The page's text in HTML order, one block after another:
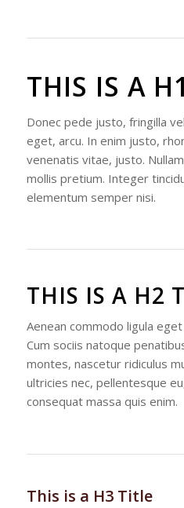
THIS IS A
Donec pede justo, fringilla
eget, arcu. In enim justo,
venenatis vitae, justo.
mollis pretium. Integer
elementum semper nisi.
THIS IS A H2
Aenean commodo ligula
Cum sociis natoque
montes, nascetur ridiculus
ultricies nec, pellentesque
consequat massa quis enim.
This is a H3 Title